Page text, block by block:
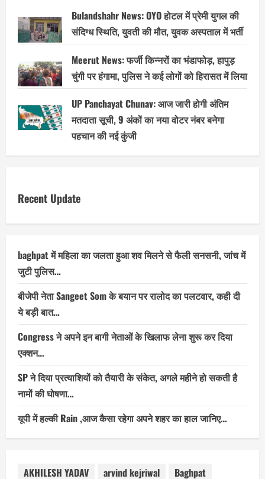
Bulandshahr News: OYO होटल में प्रेमी युगल की
संदिग्ध स्थिति, युवती की मौत, युवक अस्पताल में भर्ती
Meerut News: फर्जी किन्नरों का भंडाफोड़, हापुड़
चुंगी पर हंगामा, पुलिस ने कई लोगों को हिरासत में लिया
UP Panchayat Chunav: आज जारी होगी अंतिम
मतदाता सूची, 9 अंकों का नया वोटर नंबर बनेगा
पहचान की नई कुंजी
Recent Update
baghpat में महिला का जलता हुआ शव मिलने से फैली सनसनी, जांच में
जुटी पुलिस…
बीजेपी नेता Sangeet Som के बयान पर रालोद का पलटवार, कही दी
ये बड़ी बात…
Congress ने अपने इन बागी नेताओं के खिलाफ लेना शुरू कर दिया
एक्शन…
SP ने दिया प्रत्याशियों को तैयारी के संकेत, अगले महीने हो सकती है
नामों की घोषणा…
यूपी में हल्की Rain ,आज कैसा रहेगा अपने शहर का हाल जानिए…
AKHILESH YADAV arvind kejriwal Baghpat